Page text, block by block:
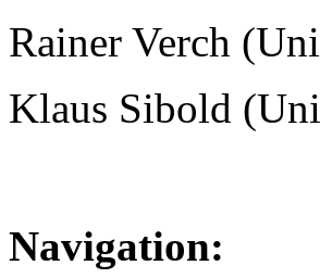
Rainer Verch
Klaus Sibold
Navigation: